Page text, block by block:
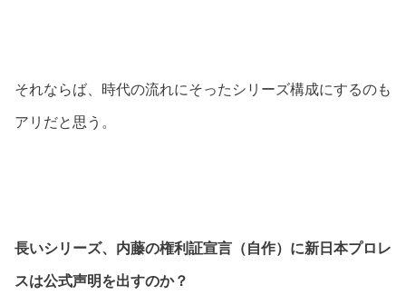
それならば、時代の流れにそったシリーズ構成にするのも
アリだと思う。
長いシリーズ、内藤の権利証宣言（自作）に新日本プロレ
スは公式声明を出すのか？